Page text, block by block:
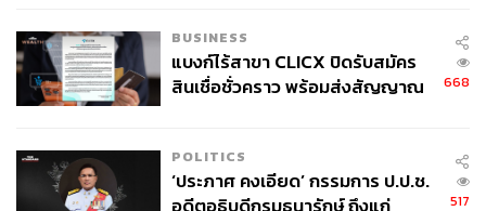
BUSINESS
แบงก์ไร้สาขา CLICX ปิดรับสมัคร
สินเชื่อชั่วคราว พร้อมส่งสัญญาณ
668
POLITICS
‘ประภาศ คงเอียด’ กรรมการ ป.ป.ช.
517